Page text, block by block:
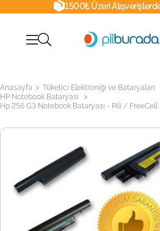
1500₺ Üzeri
Anasayfa > Tüketici Elektroniği ve Bataryaları
HP Notebook Bataryası >
Hp 256 G3 Notebook Bataryası - Pili / FreeCell